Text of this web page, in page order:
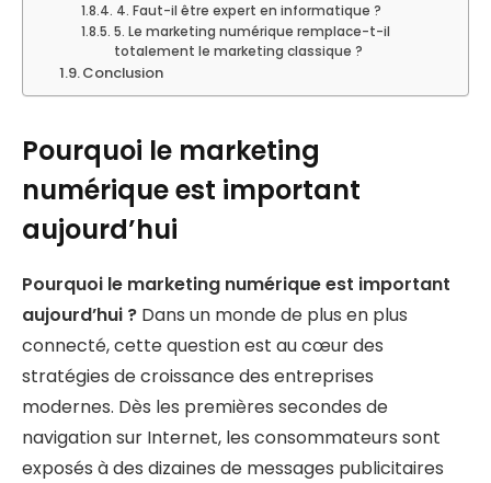
4. Faut-il être expert en informatique ?
5. Le marketing numérique remplace-t-il
totalement le marketing classique ?
Conclusion
Pourquoi le marketing
numérique est important
aujourd’hui
Pourquoi le marketing numérique est important
aujourd’hui ? Dans un monde de plus en plus
connecté, cette question est au cœur des
stratégies de croissance des entreprises
modernes. Dès les premières secondes de
navigation sur Internet, les consommateurs sont
exposés à des dizaines de messages publicitaires